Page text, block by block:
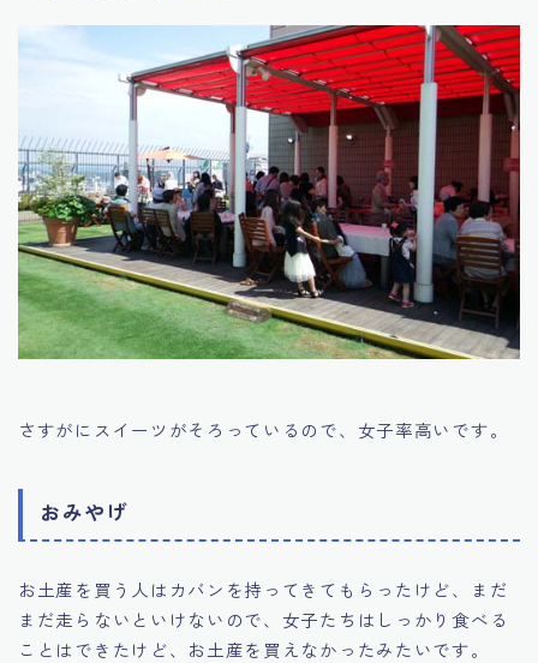
さすがにスイーツがそろっているので、女子率高いです。
おみやげ
お土産を買う人はカバンを持ってきてもらったけど、まだ
まだ走らないといけないので、女子たちはしっかり食べる
ことはできたけど、お土産を買えなかったみたいです。